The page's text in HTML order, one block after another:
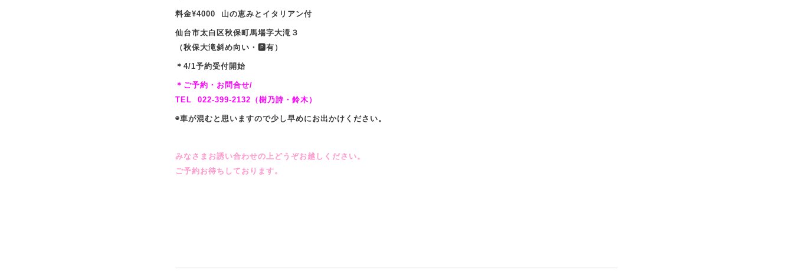
料金¥4000 山の恵みとイタリアン付
仙台市太白区秋保町馬場字大滝３
（秋保大滝斜め向い・🅿️有）
＊4/1予約受付開始
＊ご予約・お問合せ/
TEL 022-399-2132（樹乃詩・鈴木）
◉車が混むと思いますので少し早めにお出かけください。
みなさまお誘い合わせの上どうぞお越しください。
ご予約お待ちしております。